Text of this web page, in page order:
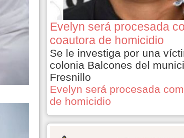
Evelyn será procesada
coautora de homicidio
Se le investiga por una
colonia Balcones del
Fresnillo
Evelyn será procesada
de homicidio